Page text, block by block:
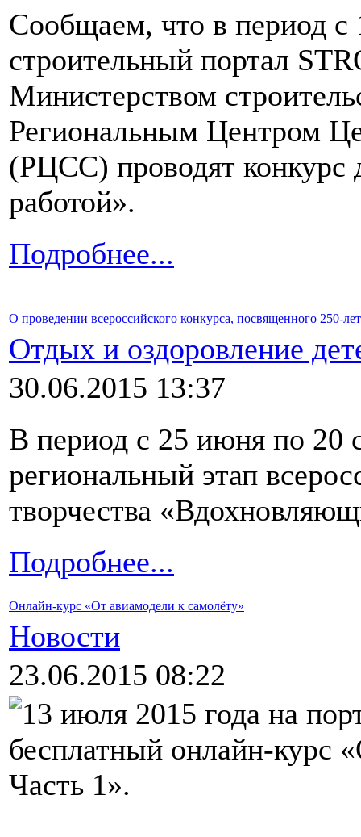
Сообщаем, что в период с
строительный портал
Министерством
Региональным Центром
(РЦСС) проводят конкурс
работой».
Подробнее...
О проведении всероссийского конкурса, посвященного 250-
Отдых и оздоровление
30.06.2015 13:37
В период с 25 июня по 20
региональный этап
творчества
Подробнее...
Онлайн-курс «От авиамодели к самолёту»
Новости
23.06.2015 08:22
13 июля 2015 года на
бесплатный онлайн-курс
Часть 1».